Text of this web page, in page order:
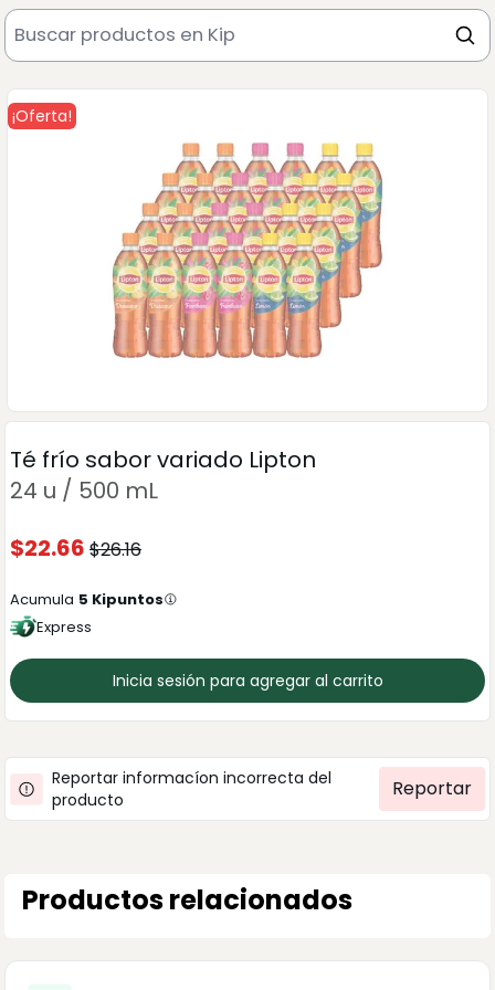
¡Oferta!
Té frío sabor variado Lipton
24 u / 500 mL
$22.66 $26.16
Acumula 5 Kipuntos
Express
Inicia sesión para agregar al carrito
Reportar informacíon incorrecta del
producto
Reportar
Productos relacionados